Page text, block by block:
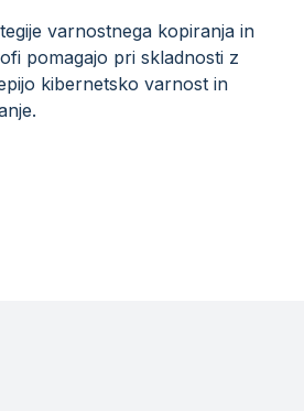
varnostnega kopiranja in
pomagajo pri skladnosti z
kibernetsko varnost in